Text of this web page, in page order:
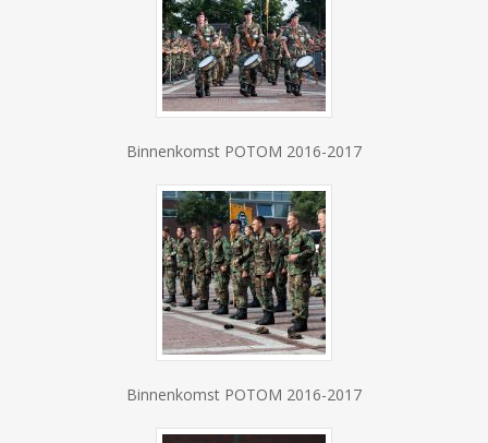
Binnenkomst POTOM 2016-2017
Binnenkomst POTOM 2016-2017